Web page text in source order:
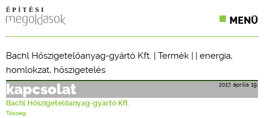
MENÜ
SZAKLAPOK
CPR TERMÉKKIÍRÁS
Bachl Hőszigetelőanyag-gyártó Kft. | Termék | | energia,
homlokzat, hőszigetelés
2017. április 19.
kapcsolat
Bachl Hőszigetelőanyag-gyártó Kft.
Tószeg